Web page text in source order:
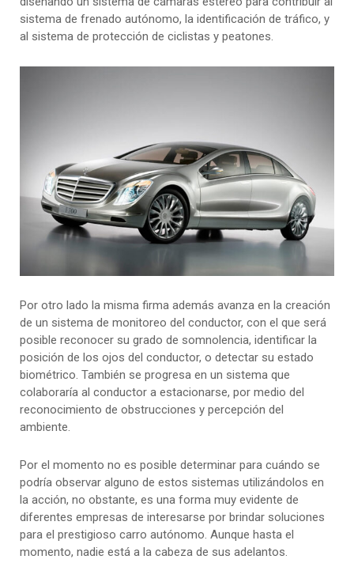
sistema de frenado autónomo, la identificación de tráfico, y
al sistema de protección de ciclistas y peatones.
Por otro lado la misma firma además avanza en la creación
de un sistema de monitoreo del conductor, con el que será
posible reconocer su grado de somnolencia, identificar la
posición de los ojos del conductor, o detectar su estado
biométrico. También se progresa en un sistema que
colaboraría al conductor a estacionarse, por medio del
reconocimiento de obstrucciones y percepción del
ambiente.
Por el momento no es posible determinar para cuándo se
podría observar alguno de estos sistemas utilizándolos en
la acción, no obstante, es una forma muy evidente de
diferentes empresas de interesarse por brindar soluciones
para el prestigioso carro autónomo. Aunque hasta el
momento, nadie está a la cabeza de sus adelantos.